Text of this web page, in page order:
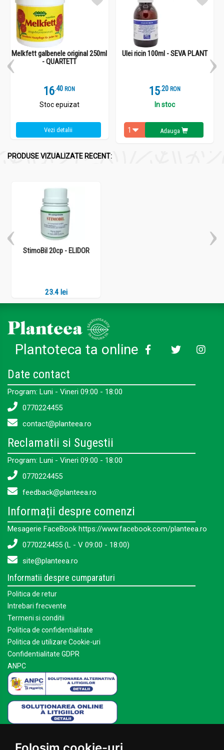
Melkfett galbenele original 250ml
- QUARTETT
16.4 RON
Stoc epuizat
Vezi detalii
Ulei ricin 100ml - SEVA PLANT
15.2 RON
In stoc
Adauga
PRODUSE VIZUALIZATE RECENT:
StimoBil 20cp - ELIDOR
23.4 lei
Plantoteca ta online
Date contact
Program: Luni - Vineri 09:00 - 18:00
0770224455
contact@planteea.ro
Reclamatii si Sugestii
Program: Luni - Vineri 09:00 - 18:00
0770224455
feedback@planteea.ro
Informații despre comenzi
Mesagerie FaceBook https://www.facebook.com/planteea.ro
0770224455 (L - V 09:00 - 18:00)
site@planteea.ro
Informatii despre cumparaturi
Politica de retur
Intrebari frecvente
Termeni si conditii
Politica de confidentialitate
Politica de utilizare Cookie-uri
Confidentialitate GDPR
ANPC